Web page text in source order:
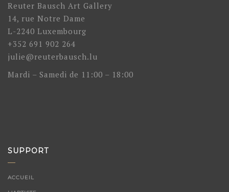
Reuter Bausch Art Gallery
14, rue Notre Dame
L-2240 Luxembourg
+352 691 902 264
julie@reuterbausch.lu
Mardi – Samedi de 11:00 – 18:00
SUPPORT
ACCUEIL